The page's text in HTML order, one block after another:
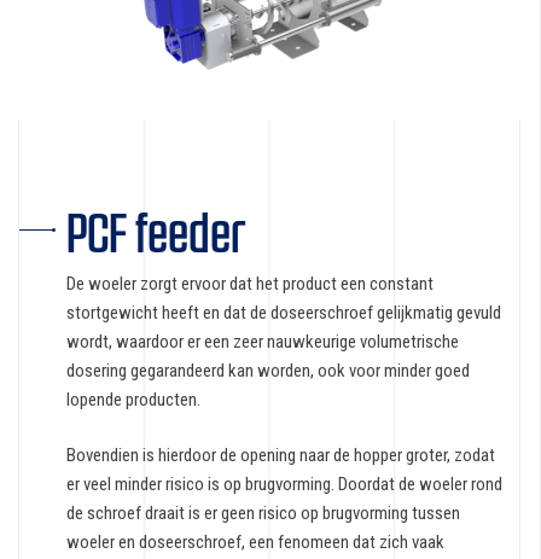
PCF feeder
De woeler zorgt ervoor dat het product een constant
stortgewicht heeft en dat de doseerschroef gelijkmatig gevuld
wordt, waardoor er een zeer nauwkeurige volumetrische
dosering gegarandeerd kan worden, ook voor minder goed
lopende producten.
Bovendien is hierdoor de opening naar de hopper groter, zodat
er veel minder risico is op brugvorming. Doordat de woeler rond
de schroef draait is er geen risico op brugvorming tussen
woeler en doseerschroef, een fenomeen dat zich vaak